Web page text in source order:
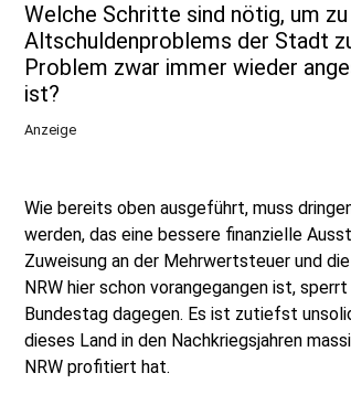
Welche Schritte sind nötig, um
Altschuldenproblems der Stadt
Problem zwar immer wieder
ist?
Anzeige
Wie bereits oben ausgeführt, muss
werden, das eine bessere finanzielle
Zuweisung an der Mehrwertsteuer und
NRW hier schon vorangegangen ist,
Bundestag dagegen. Es ist zutiefst
dieses Land in den Nachkriegsjahren
NRW profitiert hat.